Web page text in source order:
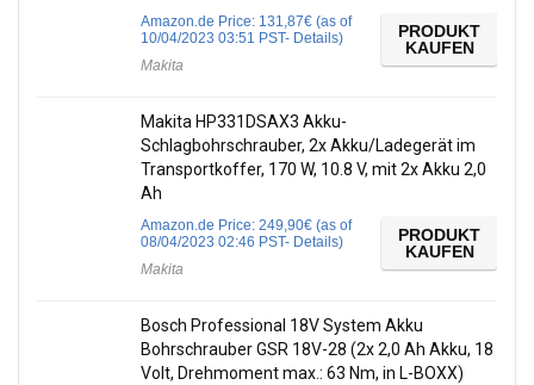
Amazon.de Price: 131,87€ (as of
10/04/2023 03:51 PST- Details)
Makita
PRODUKT
KAUFEN
Makita HP331DSAX3 Akku-
Schlagbohrschrauber, 2x Akku/Ladegerät im
Transportkoffer, 170 W, 10.8 V, mit 2x Akku 2,0
Ah
Amazon.de Price: 249,90€ (as of
08/04/2023 02:46 PST- Details)
Makita
PRODUKT
KAUFEN
Bosch Professional 18V System Akku
Bohrschrauber GSR 18V-28 (2x 2,0 Ah Akku, 18
Volt, Drehmoment max.: 63 Nm, in L-BOXX)